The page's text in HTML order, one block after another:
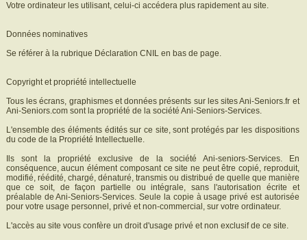
Votre ordinateur les utilisant, celui-ci accédera plus rapidement au site.
Données nominatives
Se référer à la rubrique Déclaration CNIL en bas de page.
Copyright et propriété intellectuelle
Tous les écrans, graphismes et données présents sur les sites Ani-Seniors.fr et
Ani-Seniors.com sont la propriété de la société Ani-Seniors-Services.
L'ensemble des éléments édités sur ce site, sont protégés par les dispositions
du code de la Propriété Intellectuelle.
Ils sont la propriété exclusive de la société Ani-seniors-Services. En
conséquence, aucun élément composant ce site ne peut être copié, reproduit,
modifié, réédité, chargé, dénaturé, transmis ou distribué de quelle que manière
que ce soit, de façon partielle ou intégrale, sans l'autorisation écrite et
préalable de Ani-Seniors-Services. Seule la copie à usage privé est autorisée
pour votre usage personnel, privé et non-commercial, sur votre ordinateur.
L'accès au site vous confère un droit d'usage privé et non exclusif de ce site.